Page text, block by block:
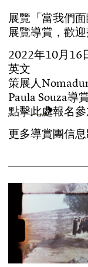
展覽 「當我們面
展覽導賞 ， 歡迎
2022年10月 16
英文
策展人Nomadu
Paula Souza導
點擊此處報名參
更多導賞團信息